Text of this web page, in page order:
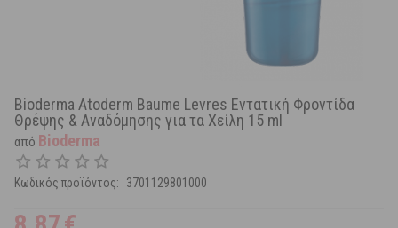
Bioderma Atoderm Baume Levres Εντατική Φροντίδα
Θρέψης & Αναδόμησης για τα Χείλη 15 ml
από Bioderma
Κωδικός προϊόντος: 3701129801000